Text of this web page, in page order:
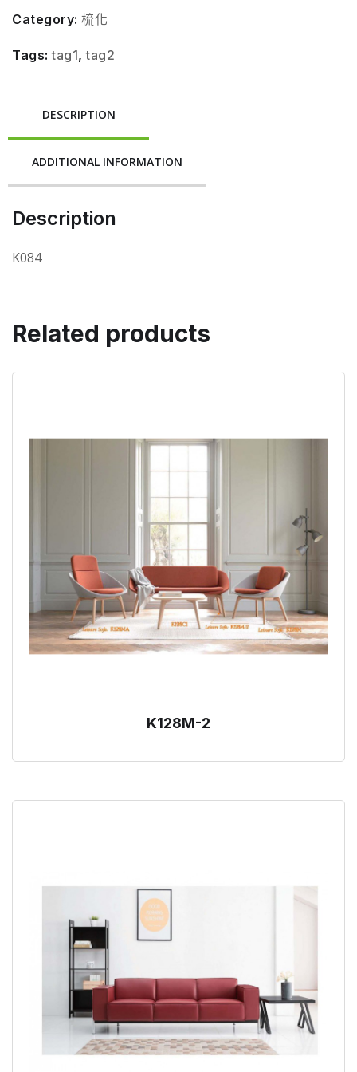
Category: 梳化
Tags:tag1,tag2
DESCRIPTION
ADDITIONAL INFORMATION
Description
K084
Related products
K128M-2